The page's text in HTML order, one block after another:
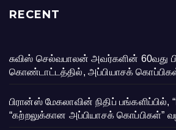
RECENT
சுவிஸ் செல்வபாலன் அவர்களின் 60வது
கொண்டாட்டத்தில், அப்பியாசக்
பிரான்ஸ் மேகலாவின் நிதிப் பங்களிப்பில்,
“கற்றலுக்கான அப்பியாசக் கொப்பிகள்”